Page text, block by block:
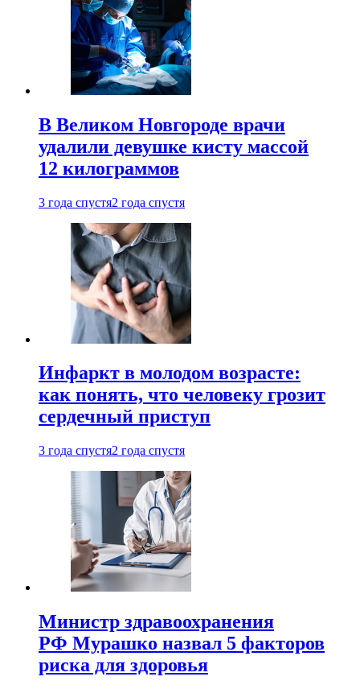
В Великом Новгороде врачи
удалили девушке кисту массой
12 килограммов
3 года спустя2 года спустя
Инфаркт в молодом возрасте:
как понять, что человеку грозит
сердечный приступ
3 года спустя2 года спустя
Министр здравоохранения
РФ Мурашко назвал 5 факторов
риска для здоровья